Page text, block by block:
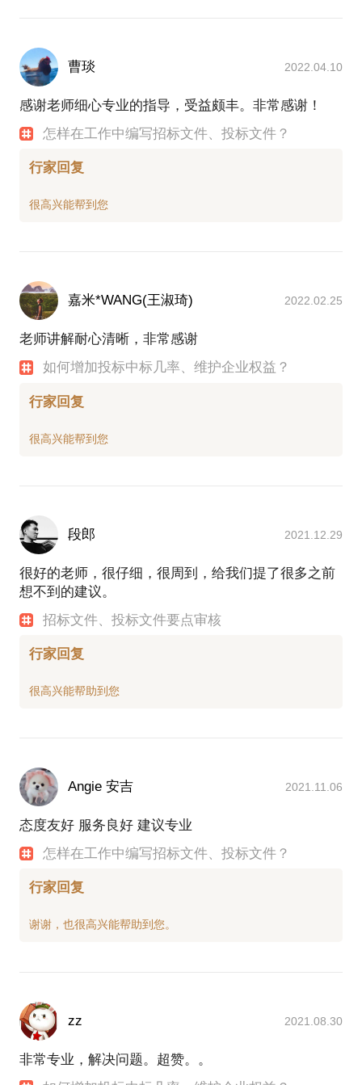
曹琰 2022.04.10
感谢老师细心专业的指导，受益颇丰。非常感谢！
怎样在工作中编写招标文件、投标文件？
行家回复
嘉米*WANG(王淑琦) 2022.02.25
老师讲解耐心清晰，非常感谢
如何增加投标中标几率、维护企业权益？
行家回复
段郎 2021.12.29
很好的老师，很仔细，很周到，给我们提了很多之前
想不到的建议。
招标文件、投标文件要点审核
行家回复
Angie 安吉 2021.11.06
态度友好 服务良好 建议专业
怎样在工作中编写招标文件、投标文件？
行家回复
zz 2021.08.30
非常专业，解决问题。超赞。。